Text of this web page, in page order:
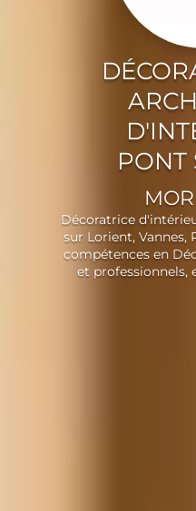
PONT
Décoratrice
sur Lorient, Vannes,
compétences en
et professionnels,